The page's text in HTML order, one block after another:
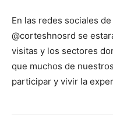
En las redes sociales
@corteshnosrd se
visitas y los sectores
que muchos de
participar y vivir la